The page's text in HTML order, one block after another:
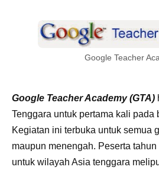
Google Teacher
Google Teacher Academy (GTA)
Tenggara untuk pertama kali pada
Kegiatan ini terbuka untuk semua
maupun menengah. Peserta
untuk wilayah Asia tenggara